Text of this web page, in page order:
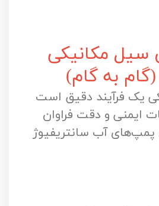
مکانیکی
به گام)
یک فرآیند دقیق است
ایمنی و دقت فراوان
پمپ‌های آب سانتریفیوژ